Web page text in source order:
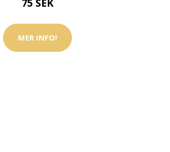
MER INFO!